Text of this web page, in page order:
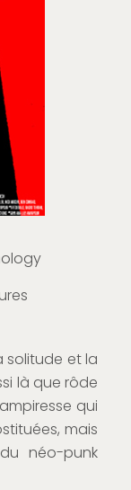
solitude et la
là que rôde
qui
mais
néo-punk